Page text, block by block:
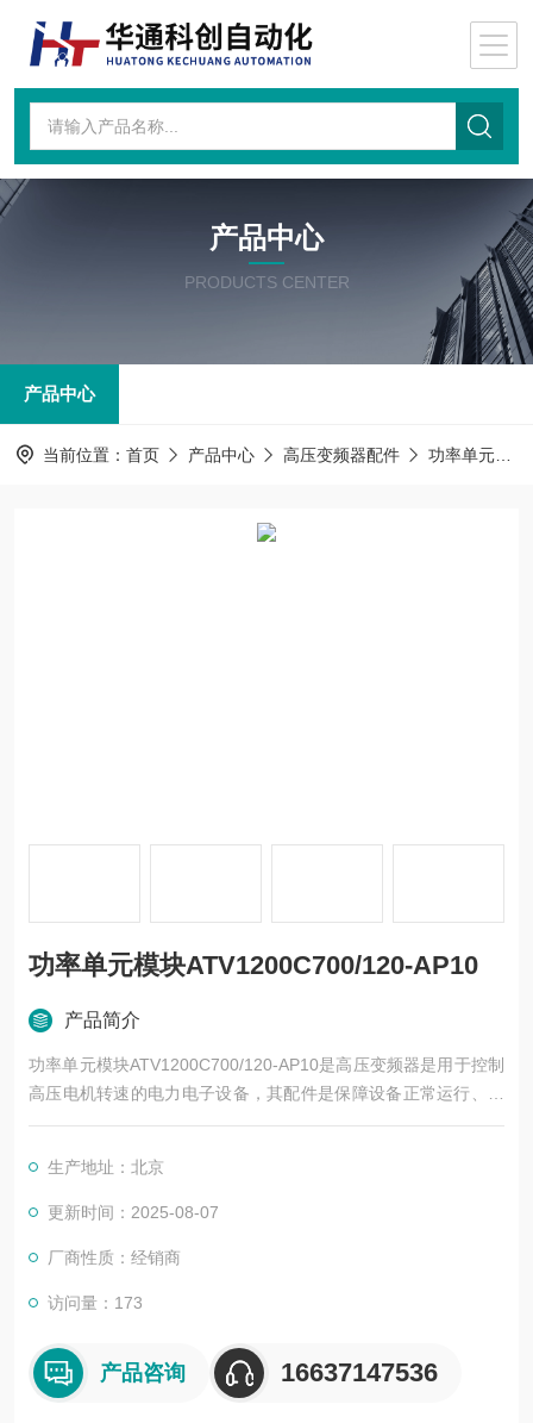
产品中心
PRODUCTS CENTER
产品中心
当前位置： 首页 产品中心 高压变频器配件 功率单元
功率单元模块ATV1200C700/120-AP10
产品简介
功率单元模块ATV1200C700/120-AP10是高压变频器是用于控制
高压电机转速的电力电子设备，其配件是保障设备正常运行、实
现功能扩展及维护维修的重要组成部分。这些配件种类繁多，涵
生产地址：北京
更新时间：2025-08-07
厂商性质：经销商
访问量：173
产品咨询 16637147536